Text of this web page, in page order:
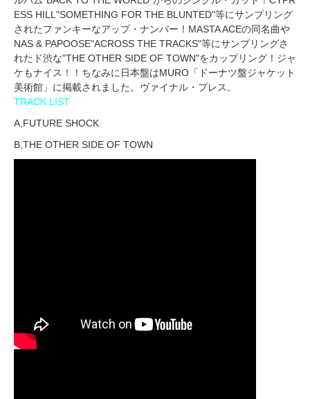
ESS HILL"SOMETHING FOR THE BLUNTED"等にサンプリング
されたファンキーなアップ・ナンバー！MASTA ACEの同名曲や
NAS & PAPOOSE"ACROSS THE TRACKS"等にサンプリングさ
れたド渋な"THE OTHER SIDE OF TOWN"をカップリング！ジャ
ケもナイス！！ちなみに日本盤はMURO「ドーナツ盤ジャケット
美術館」に掲載されました。ヴァイナル・プレス。
TRACK LIST
A,FUTURE SHOCK
B,THE OTHER SIDE OF TOWN